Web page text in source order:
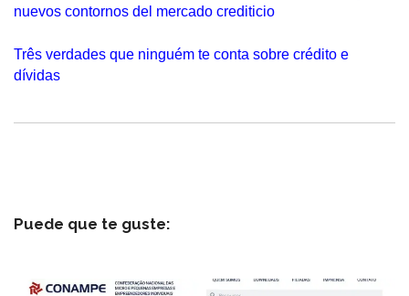
nuevos contornos del mercado crediticio
Três verdades que ninguém te conta sobre crédito e
dívidas
Puede que te guste: